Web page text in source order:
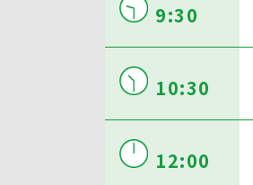
9:30
10:30
12:00